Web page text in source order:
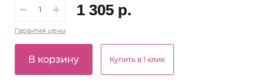
Гарантия цены
1 305 р.
В корзину Купить в 1 клик